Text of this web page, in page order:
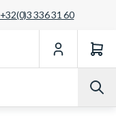
+32(0)3 336 31 60